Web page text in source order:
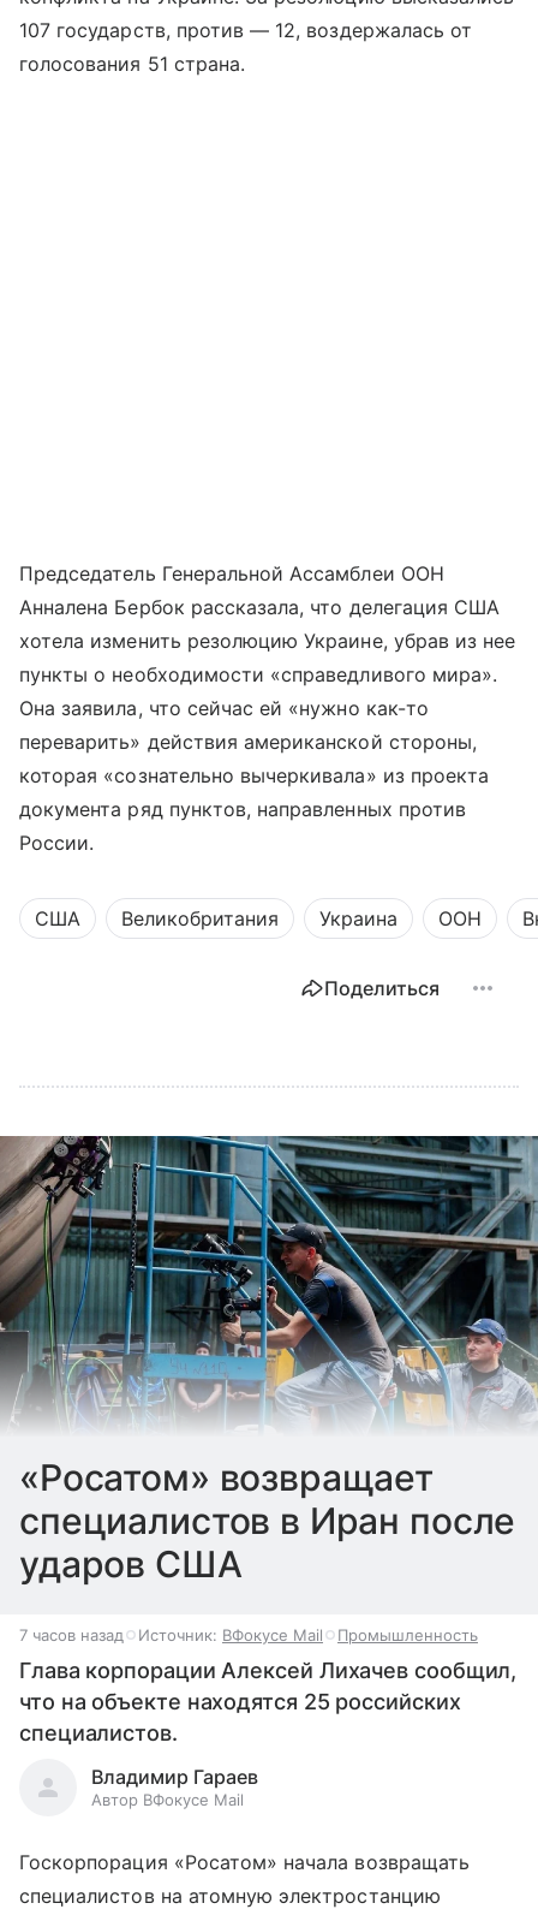
107 государств, против — 12, воздержалась от
голосования 51 страна.
Председатель Генеральной Ассамблеи ООН
Анналена Бербок рассказала, что делегация США
хотела изменить резолюцию Украине, убрав из нее
пункты о необходимости «справедливого мира».
Она заявила, что сейчас ей «нужно как-то
переварить» действия американской стороны,
которая «сознательно вычеркивала» из проекта
документа ряд пунктов, направленных против
России.
США Великобритания Украина ООН
Поделиться
«Росатом» возвращает
специалистов в Иран после
ударов США
7 часов назад Источник: ВФокусе Mail Промышленность
Глава корпорации Алексей Лихачев сообщил,
что на объекте находятся 25 российских
специалистов.
Владимир Гараев
Автор ВФокусе Mail
Госкорпорация «Росатом» начала возвращать
специалистов на атомную электростанцию